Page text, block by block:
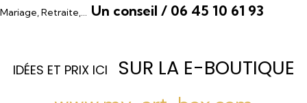
Mariage, Retraite,… Un conseil / 06 45 10 61 93
IDÉES ET PRIX ICI SUR LA E-BOUTIQUE